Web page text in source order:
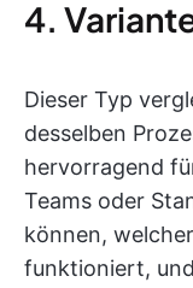
4.
Dieser Typ
desselben
hervorragend
Teams oder
können,
funktioniert,